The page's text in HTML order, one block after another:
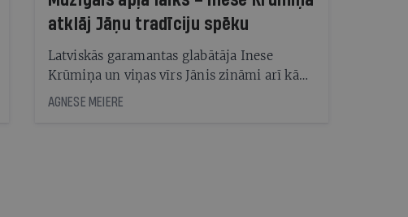
atklāj Jāņu tradīciju spēku
Latviskās garamantas glabātāja Inese
Krūmiņa un viņas vīrs Jānis zināmi arī kā
prasmīgi līgotāji — viņu lauku sētā ik gadu
AGNESE MEIERE